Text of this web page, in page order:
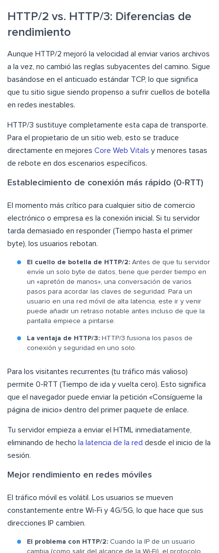
HTTP/2 vs. HTTP/3: Diferencias de
rendimiento
Aunque HTTP/2 mejoró la velocidad al enviar varios archivos
a la vez, no cambió las reglas subyacentes del camino. Sigue
basándose en el anticuado estándar TCP, lo que significa
que tu sitio sigue siendo propenso a sufrir cuellos de botella
en redes inestables.
HTTP/3 sustituye completamente esta capa de transporte.
Para el propietario de un sitio web, esto se traduce
directamente en mejores Core Web Vitals y menores tasas
de rebote en dos escenarios específicos.
Establecimiento de conexión más rápido (0-RTT)
El momento más crítico para cualquier sitio de comercio
electrónico o empresa es la conexión inicial. Si tu servidor
tarda demasiado en responder (Tiempo hasta el primer
byte), los usuarios rebotan.
El cuello de botella de HTTP/2: Antes de que tu servidor
envíe un solo byte de datos, tiene que perder tiempo en
un «apretón de manos», una conversación de varios
pasos para acordar las claves de seguridad. Para un
usuario en una red móvil de alta latencia, este ir y venir
puede añadir un retraso notable antes incluso de que la
pantalla empiece a pintarse.
La ventaja de HTTP/3: HTTP/3 fusiona los pasos de
conexión y seguridad en uno solo.
Para los visitantes recurrentes (tu tráfico más valioso)
permite 0-RTT (Tiempo de ida y vuelta cero). Esto significa
que el navegador puede enviar la petición «Consígueme la
página de inicio» dentro del primer paquete de enlace.
Tu servidor empieza a enviar el HTML inmediatamente,
eliminando de hecho la latencia de la red desde el inicio de la
sesión.
Mejor rendimiento en redes móviles
El tráfico móvil es volátil. Los usuarios se mueven
constantemente entre Wi-Fi y 4G/5G, lo que hace que sus
direcciones IP cambien.
El problema con HTTP/2: Cuando la IP de un usuario